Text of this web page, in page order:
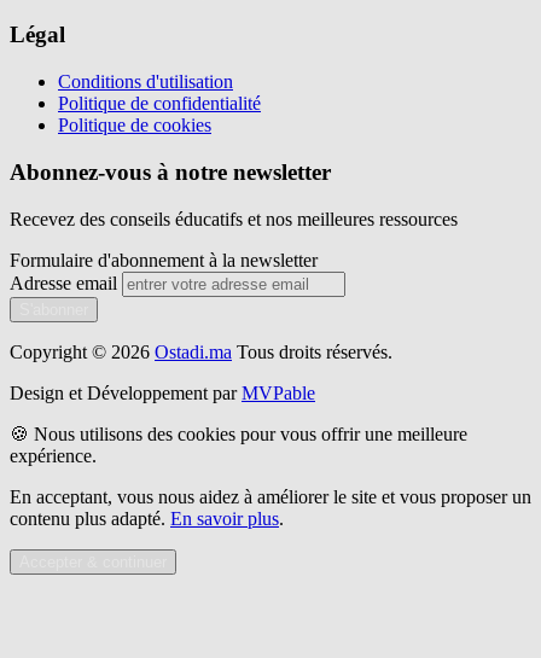
Légal
Conditions d'utilisation
Politique de confidentialité
Politique de cookies
Abonnez-vous à notre newsletter
Recevez des conseils éducatifs et nos meilleures ressources
Formulaire d'abonnement à la newsletter
Adresse email
Copyright © 2026 Ostadi.ma Tous droits réservés.
Design et Développement par MVPable
🍪 Nous utilisons des cookies pour vous offrir une meilleure
expérience.
En acceptant, vous nous aidez à améliorer le site et vous proposer un
contenu plus adapté. En savoir plus.